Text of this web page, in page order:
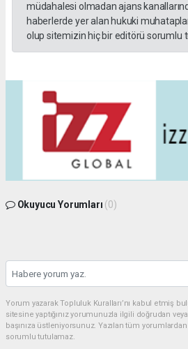
müdahalesi olmadan ajans
haberlerde yer alan hukuki
olup sitemizin hiç bir editörü sorumlu
Okuyucu Yorumları (0)
Yorum yazarak Topluluk Kuralları’nı kabul etmiş
sitesine yaptığınız yorumunuzla ilgili doğrudan
başınıza üstleniyorsunuz. Yazılan tüm
sorumlu tutulamaz.